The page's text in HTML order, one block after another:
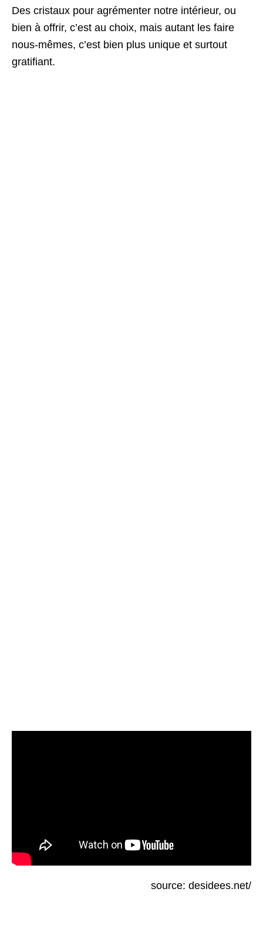
Des cristaux pour agrémenter notre intérieur, ou
bien à offrir, c’est au choix, mais autant les faire
nous-mêmes, c’est bien plus unique et surtout
gratifiant.
source: desidees.net/